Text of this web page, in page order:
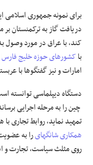
برای نمونه جمهوری اسلامی
دریافت گاز به ترکمنستان
کند، با عراق در مورد وصول
باکشورهای حوزه خلیج فارس
امارات و نیز گفتگوها با
چین را به مرحله اجرایی
تمهید نماید، روابط تجاری
همکاری شانگهایرا به
روی مثلث سیاست، تجارت و